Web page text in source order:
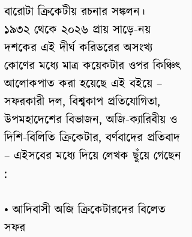
বারোটা ক্রিকেটীয় রচনার সঙ্কলন।
১৯৩২ থেকে ২০২৬ প্রায় সাড়ে-নয়
দশকের এই দীর্ঘ করিডরের অসংখ্য
কোণের মধ্যে মাত্র কয়েকটার ওপর কিঞ্চিৎ
আলোকপাত করা হয়েছে এই বইয়ে –
সফরকারী দল, বিশ্বকাপ প্রতিযোগিতা,
উপমহাদেশের বিভাজন, অজি-ক্যারিবীয় ও
দিশি-বিলিতি ক্রিকেটার, বর্ণবাদের প্রতিবাদ
– এইসবের মধ্যে দিয়ে লেখক ছুঁয়ে গেছেন
:
• আদিবাসী অজি ক্রিকেটারদের বিলেত
সফর